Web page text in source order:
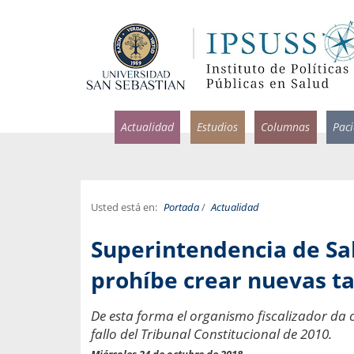
Actualidad Estudios Columnas
Usted está en: Portada/ Actualidad
Superintendencia de
prohíbe crear nuevas
De esta forma el organismo fiscalizador da
fallo del Tribunal Constitucional de 2010.
Facultad de Medicina USS.
por incapacidad
Infectólogo y profesor
Usamos la palabra
una enfermedad